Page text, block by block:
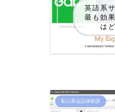
英語系
最も効
は
私の英会話体験談